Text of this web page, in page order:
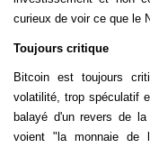
curieux de voir ce que le
Toujours critique
Bitcoin est toujours
volatilité, trop spéculatif
balayé d'un revers de
voient "la monnaie de